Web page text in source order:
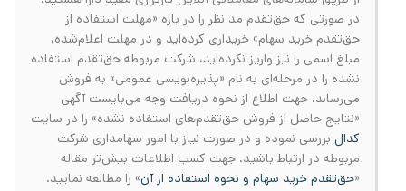
در صورتی که حق‌تقدم مد نظر را در بازه «مهلت استفاده از
حق‌تقدم خرید سهام» خریداری کرده‌اید و در مهلت اعلام‌شده،
مبلغ اسمی را نیز واریز نکرده‌اید، شرکت مربوطه حق‌تقدم استفاده
نشده را در مرحله‌ای به نام «پذیره‌نویسی عمومی» به فروش
می‌رساند. جهت اطلاع از نحوه دریافت وجه می‌‌بایست آگهی
«نتایج حاصل از فروش حق‌تقدم‌های استفاده نشده» را در سایت
کدال بررسی نموده و در صورت نیاز با امور سهامداری شرکت
مربوطه در ارتباط باشید. جهت کسب اطلاعات بیش‌تر مقاله
«حق‌تقدم خرید سهام و نحوه استفاده از آن» را مطالعه نمایید.